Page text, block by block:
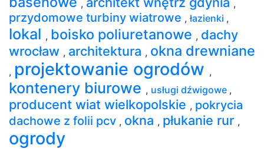
, ,
przydomowe turbiny wiatrowe , łazienki ,
lokal , boisko poliuretanowe , dachy
wrocław , architektura , okna drewniane
, projektowanie ogrodów ,
kontenery biurowe , usługi dźwigowe ,
producent wiat wielkopolskie , pokrycia
dachowe z folii pcv , okna , płukanie rur ,
ogrody